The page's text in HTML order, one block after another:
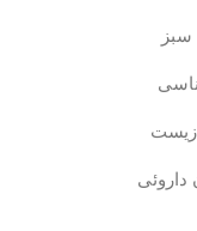
داروئی